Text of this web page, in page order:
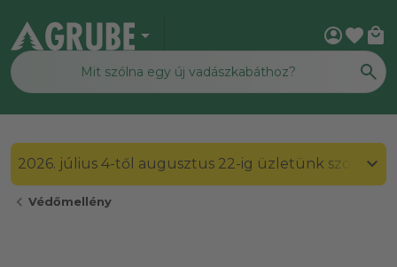
arrow_drop_down account_circlefavorite local_mall
2026. július 4-től augusztus 22-ig üzletünk
chevron_left Védőmellény